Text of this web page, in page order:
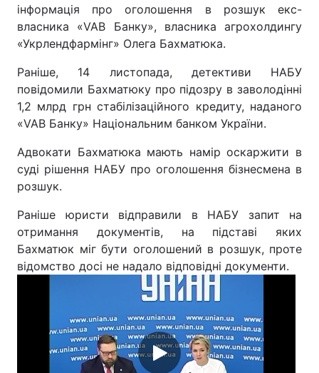
інформація про оголошення в розшук екс-
власника «VAB Банку», власника агрохолдингу
«Укрлендфармінг» Олега Бахматюка.
Раніше, 14 листопада, детективи НАБУ
повідомили Бахматюку про підозру в заволодінні
1,2 млрд грн стабілізаційного кредиту, наданого
«VAB Банку» Національним банком України.
Адвокати Бахматюка мають намір оскаржити в
суді рішення НАБУ про оголошення бізнесмена в
розшук.
Раніше юристи відправили в НАБУ запит на
отримання документів, на підставі яких
Бахматюк міг бути оголошений в розшук, проте
відомство досі не надало відповідні документи.